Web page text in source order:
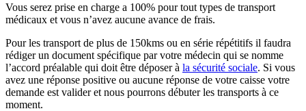
Vous serez prise en charge a 100% pour tout types de transport
médicaux et vous n’avez aucune avance de frais.
Pour les transport de plus de 150kms ou en série répétitifs il faudra
rédiger un document spécifique par votre médecin qui se nomme
l’accord préalable qui doit être déposer à la sécurité sociale. Si vous
avez une réponse positive ou aucune réponse de votre caisse votre
demande est valider et nous pourrons débuter les transports à ce
moment.